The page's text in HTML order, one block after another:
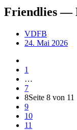
Friendlies —
VDFB
24. Mai 2026
1
…
7
8Seite 8 von 11
9
10
11